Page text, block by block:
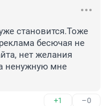
становится.Тоже
бесючая не
нет желания
ненужную мне
+1 –0